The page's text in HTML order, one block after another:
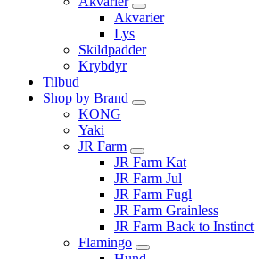
Akvarier
Lys
Skildpadder
Krybdyr
Tilbud
Shop by Brand
KONG
Yaki
JR Farm
JR Farm Kat
JR Farm Jul
JR Farm Fugl
JR Farm Grainless
JR Farm Back to Instinct
Flamingo